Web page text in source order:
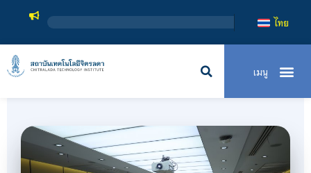
สถาบันเทคโนโลยีจิตรลดา
ไทย